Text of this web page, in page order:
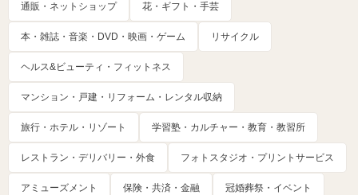
通販・ネットショップ 花・ギフト・手芸
本・雑誌・音楽・DVD・映画・ゲーム リサイクル
ヘルス&ビューティ・フィットネス
マンション・戸建・リフォーム・レンタル収納
旅行・ホテル・リゾート 学習塾・カルチャー・教育・教習所
レストラン・デリバリー・外食 フォトスタジオ・プリントサービス
アミューズメント 保険・共済・金融 冠婚葬祭・イベント